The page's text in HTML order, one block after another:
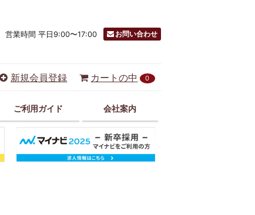
営業時間 平日9:00〜17:00 お問い合わせ
新規会員登録 カートの中 0
ご利用ガイド 会社案内